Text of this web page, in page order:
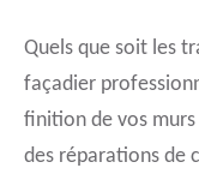
Quels que soit les
façadier
finition de vos
des réparations de